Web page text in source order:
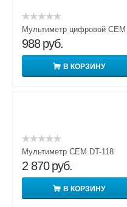
Мультиметр цифровой CEM
988 руб.
В КОРЗИНУ
Мультиметр CEM DT-118
2 870 руб.
В КОРЗИНУ